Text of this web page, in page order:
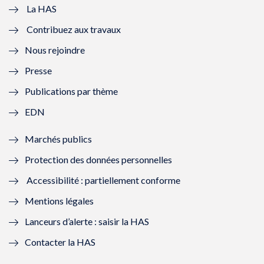
l
l
f
n
ê
t
r
e
)
e
e
n
ê
r
ê
t
e
ê
La HAS
Contribuez aux travaux
Nous rejoindre
Presse
Publications par thème
EDN
Marchés publics
Protection des données personnelles
Accessibilité : partiellement conforme
Mentions légales
Lanceurs d’alerte : saisir la HAS
Contacter la HAS